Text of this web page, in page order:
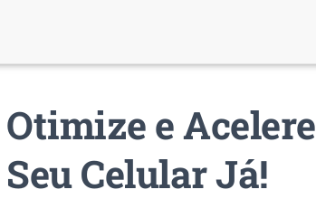
Otimize e
Seu Celular Já!